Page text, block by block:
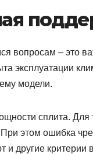
вопросам – это
эксплуатации
модели.
сплита. Для
этом ошибка
другие критерии